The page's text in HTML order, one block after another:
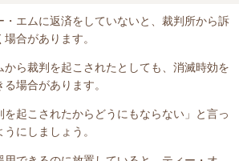
・エムに返済をしていないと
、裁判所から訴
合があります。
から裁判を起こされたとしても、消滅時効を
場合があります。
を起こされたからどうにもならない」と言っ
にしましょう。